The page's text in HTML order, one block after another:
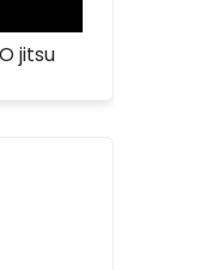
jitsu